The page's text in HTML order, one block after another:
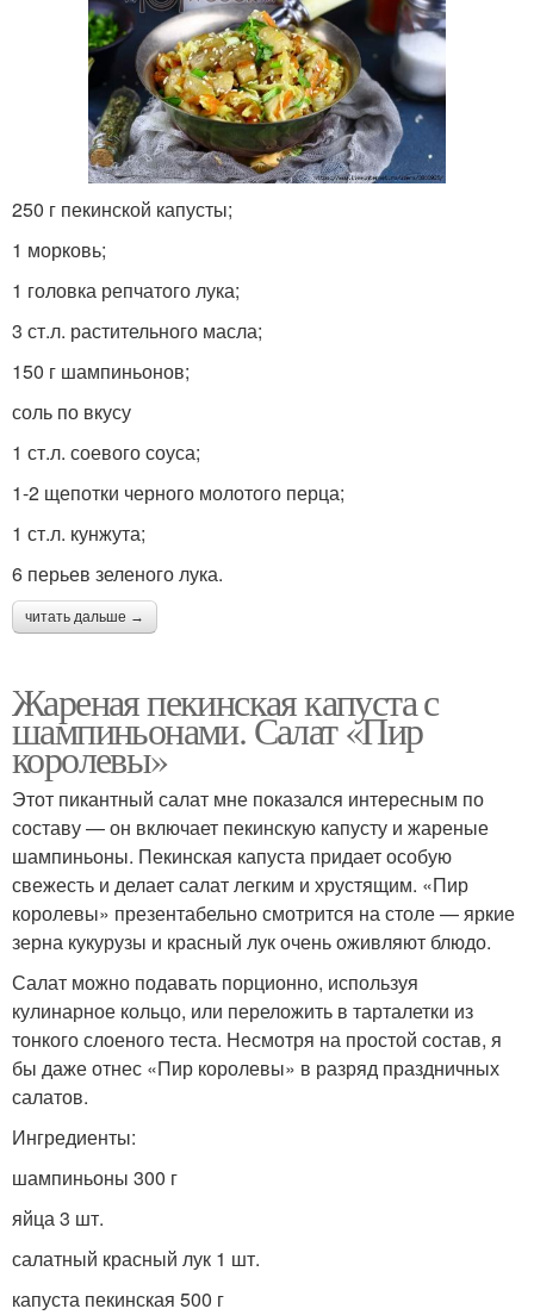
250 г пекинской капусты;
1 морковь;
1 головка репчатого лука;
3 ст.л. растительного масла;
150 г шампиньонов;
соль по вкусу
1 ст.л. соевого соуса;
1-2 щепотки черного молотого перца;
1 ст.л. кунжута;
6 перьев зеленого лука.
читать дальше →
Жареная пекинская капуста с
шампиньонами. Салат «Пир
королевы»
Этот пикантный салат мне показался интересным по
составу — он включает пекинскую капусту и жареные
шампиньоны. Пекинская капуста придает особую
свежесть и делает салат легким и хрустящим. «Пир
королевы» презентабельно смотрится на столе — яркие
зерна кукурузы и красный лук очень оживляют блюдо.
Салат можно подавать порционно, используя
кулинарное кольцо, или переложить в тарталетки из
тонкого слоеного теста. Несмотря на простой состав, я
бы даже отнес «Пир королевы» в разряд праздничных
салатов.
Ингредиенты:
шампиньоны 300 г
яйца 3 шт.
салатный красный лук 1 шт.
капуста пекинская 500 г